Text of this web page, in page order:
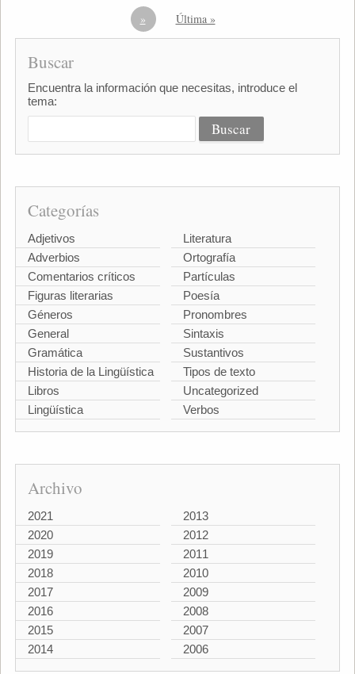
»
Última »
Buscar
Encuentra la información que necesitas, introduce el
tema:
Categorías
Adjetivos
Adverbios
Comentarios críticos
Figuras literarias
Géneros
General
Gramática
Historia de la Lingüística
Libros
Lingüística
Literatura
Ortografía
Partículas
Poesía
Pronombres
Sintaxis
Sustantivos
Tipos de texto
Uncategorized
Verbos
Archivo
2021
2020
2019
2018
2017
2016
2015
2014
2013
2012
2011
2010
2009
2008
2007
2006